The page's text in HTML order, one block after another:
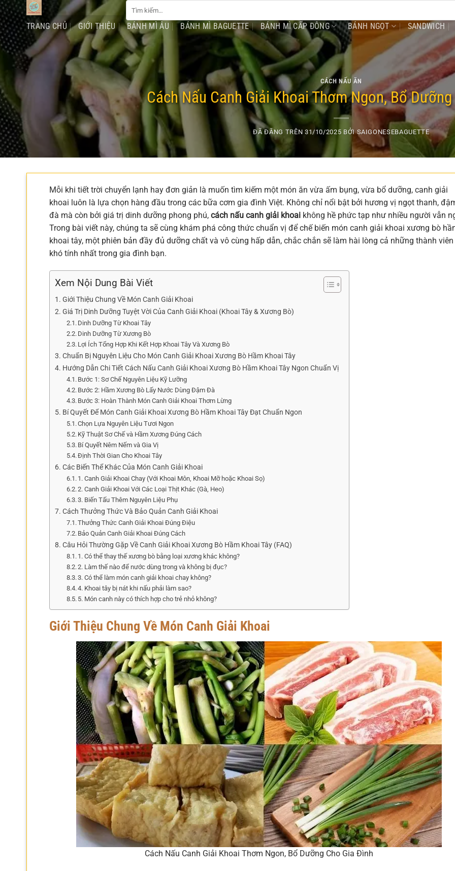
Chuyển
đến
nội
dung
kiếm:
TRANG CHỦ GIỚI THIỆU BÁNH MÌ ÂU BÁNH MÌ BAGUETTE BÁNH MÌ CẤP ĐÔNG BÁNH NGỌT SANDWICH
CÁCH NẤU ĂN
Cách Nấu Canh Giải Khoai Thơm Ngon, Bổ
ĐÃ ĐĂNG TRÊN 31/10/2025 BỞISAIGONESEBAGUETTE
Mỗi khi tiết trời chuyển lạnh hay đơn giản là muốn tìm kiếm một món ăn vừa ấm bụng, vừa bổ dưỡng, canh giải
khoai luôn là lựa chọn hàng đầu trong các bữa cơm gia đình Việt. Không chỉ nổi bật bởi hương vị ngọt thanh,
đà mà còn bởi giá trị dinh dưỡng phong phú, cách nấu canh giải khoai không hề phức tạp như nhiều người vẫn
Trong bài viết này, chúng ta sẽ cùng khám phá công thức chuẩn vị để chế biến món canh giải khoai xương bò
khoai tây, một phiên bản đầy đủ dưỡng chất và vô cùng hấp dẫn, chắc chắn sẽ làm hài lòng cả những thành viên
khó tính nhất trong gia đình bạn.
Xem Nội Dung Bài Viết
Giới Thiệu Chung Về Món Canh Giải Khoai
Giá Trị Dinh Dưỡng Tuyệt Vời Của Canh Giải Khoai (Khoai Tây & Xương Bò)
Dinh Dưỡng Từ Khoai Tây
Dinh Dưỡng Từ Xương Bò
Lợi Ích Tổng Hợp Khi Kết Hợp Khoai Tây Và Xương Bò
Chuẩn Bị Nguyên Liệu Cho Món Canh Giải Khoai Xương Bò Hầm Khoai Tây
Hướng Dẫn Chi Tiết Cách Nấu Canh Giải Khoai Xương Bò Hầm Khoai Tây Ngon Chuẩn Vị
Bước 1: Sơ Chế Nguyên Liệu Kỹ Lưỡng
Bước 2: Hầm Xương Bò Lấy Nước Dùng Đậm Đà
Bước 3: Hoàn Thành Món Canh Giải Khoai Thơm Lừng
Bí Quyết Để Món Canh Giải Khoai Xương Bò Hầm Khoai Tây Đạt Chuẩn Ngon
Chọn Lựa Nguyên Liệu Tươi Ngon
Kỹ Thuật Sơ Chế và Hầm Xương Đúng Cách
Bí Quyết Nêm Nếm và Gia Vị
Định Thời Gian Cho Khoai Tây
Các Biến Thể Khác Của Món Canh Giải Khoai
1. Canh Giải Khoai Chay (Với Khoai Môn, Khoai Mỡ hoặc Khoai Sọ)
2. Canh Giải Khoai Với Các Loại Thịt Khác (Gà, Heo)
3. Biến Tấu Thêm Nguyên Liệu Phụ
Cách Thưởng Thức Và Bảo Quản Canh Giải Khoai
Thưởng Thức Canh Giải Khoai Đúng Điệu
Bảo Quản Canh Giải Khoai Đúng Cách
Câu Hỏi Thường Gặp Về Canh Giải Khoai Xương Bò Hầm Khoai Tây (FAQ)
1. Có thể thay thế xương bò bằng loại xương khác không?
2. Làm thế nào để nước dùng trong và không bị đục?
3. Có thể làm món canh giải khoai chay không?
4. Khoai tây bị nát khi nấu phải làm sao?
5. Món canh này có thích hợp cho trẻ nhỏ không?
Giới Thiệu Chung Về Món Canh Giải Khoai
Cách Nấu Canh Giải Khoai Thơm Ngon, Bổ Dưỡng Cho Gia Đình